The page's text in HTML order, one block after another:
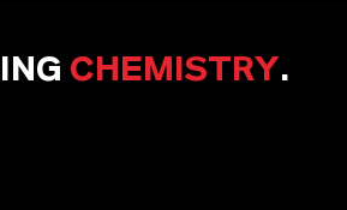
CHEMISTRY.